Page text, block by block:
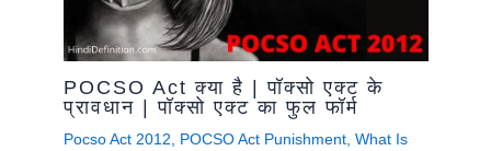
POCSO Act क्या है | पॉक्सो एक्ट के
प्रावधान | पॉक्सो एक्ट का फुल फॉर्म
Pocso Act 2012 POCSO Act Punishment, What Is